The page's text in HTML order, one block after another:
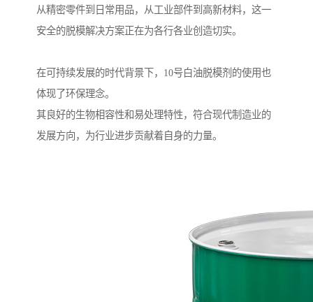
从精密零件到日常用品，从工业部件到高新材料，这一
安全的脱模解决方案正在为各行各业创造切实。
在可持续发展的时代背景下，10号白油脱模剂的使用也
体现了环保理念。
其良好的生物相容性和易处理特性，符合现代制造业的
发展方向，为行业进步贡献着自身的力量。